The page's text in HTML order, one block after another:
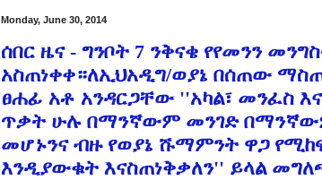
Monday, June 30, 2014
ሰበር ዜና - ግንቦት 7 ንቅናቄ የየመንን
አስጠነቀቀ።ለኢህአዲግ/ወያኔ በሰጠው
ፀሐፊ አቶ አንዳርጋቸው ''አካል፣ መንፈስ
ጥቃት ሁሉ በማንኛውም መንገድ
መሆኑንና ብዙ የወያኔ ሹማምንት ዋጋ
እንዲያውቁት እናስጠነቅቃለን'' ይላል